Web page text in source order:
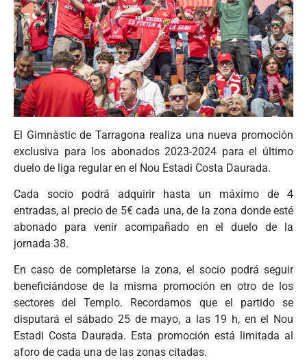
El Gimnàstic de Tarragona realiza una nueva promoción
exclusiva para los abonados 2023-2024 para el último
duelo de liga regular en el Nou Estadi Costa Daurada.
Cada socio podrá adquirir hasta un máximo de 4
entradas, al precio de 5€ cada una, de la zona donde esté
abonado para venir acompañado en el duelo de la
jornada 38.
En caso de completarse la zona, el socio podrá seguir
beneficiándose de la misma promoción en otro de los
sectores del Templo. Recordamos que el partido se
disputará el sábado 25 de mayo, a las 19 h, en el Nou
Estadi Costa Daurada. Esta promoción está limitada al
aforo de cada una de las zonas citadas.